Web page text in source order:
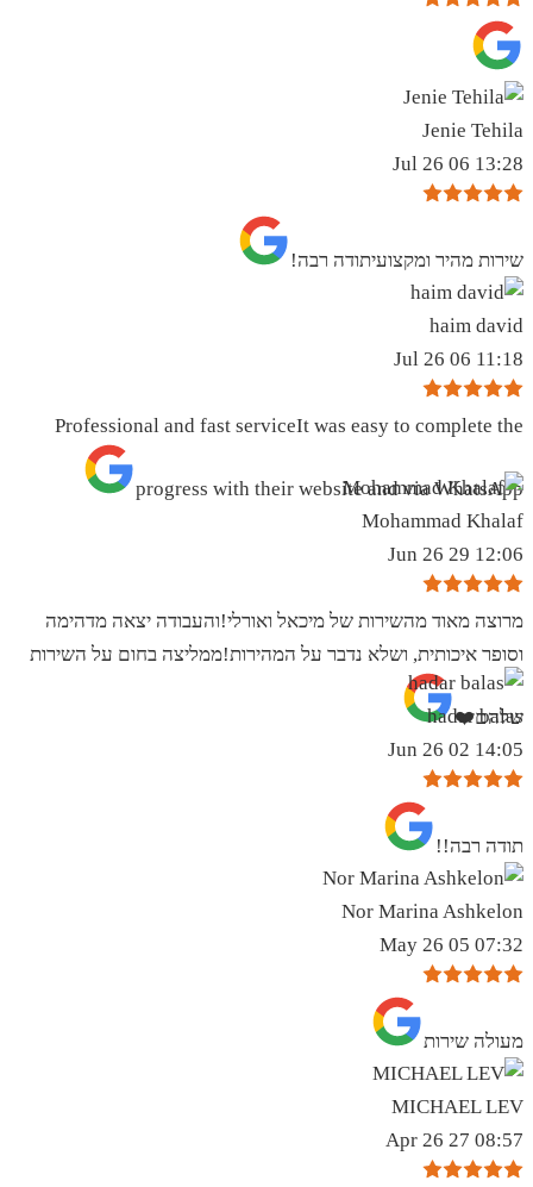
Jenie Tehila
13:28 06 Jul 26
שירות מהיר ומקצועיתודה רבה!
haim david
11:18 06 Jul 26
Professional and fast serviceIt was easy to complete the
progress with their website and via WhatsApp
Mohammad Khalaf
12:06 29 Jun 26
מרוצה מאוד מהשירות של מיכאל ואורלי!והעבודה יצאה מדהימה
וסופר איכותית, ושלא נדבר על המהירות!ממליצה בחום על השירות
שלהם❤️
hadar balas
14:05 02 Jun 26
תודה רבה!!
Nor Marina Ashkelon
07:32 05 May 26
מעולה שירות
MICHAEL LEV
08:57 27 Apr 26